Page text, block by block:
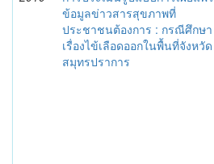
ข้อมูลข่าวสารสุขภาพที่
ประชาชนต้องการ : กรณีศึกษา
เรื่องไข้เลือดออกในพื้นที่จังหวัด
สมุทรปราการ